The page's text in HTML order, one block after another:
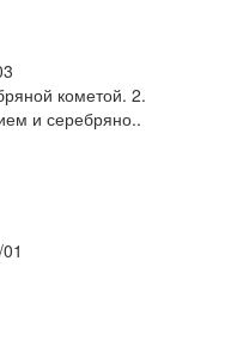
кометой. 2.
и серебряно..